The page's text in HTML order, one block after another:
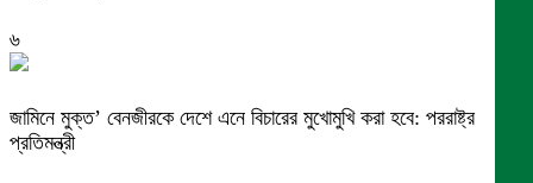
৬
জামিনে মুক্ত’ বেনজীরকে দেশে এনে বিচারের মুখোমুখি করা হবে: পররাষ্ট্র
প্রতিমন্ত্রী